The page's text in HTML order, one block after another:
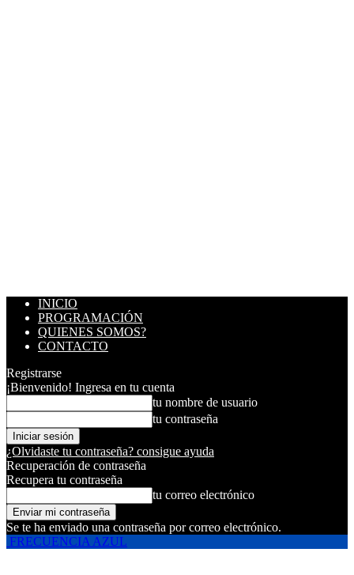
INICIO
PROGRAMACIÓN
QUIENES SOMOS?
CONTACTO
Registrarse
¡Bienvenido! Ingresa en tu cuenta
tu nombre de usuario
tu contraseña
¿Olvidaste tu contraseña? consigue ayuda
Recuperación de contraseña
Recupera tu contraseña
tu correo electrónico
Se te ha enviado una contraseña por correo electrónico.
FRECUENCIA AZUL